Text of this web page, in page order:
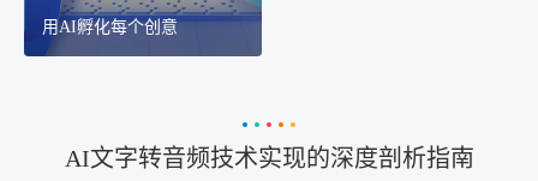
用AI孵化每个创意
AI文字转音频技术实现的深度剖析指南